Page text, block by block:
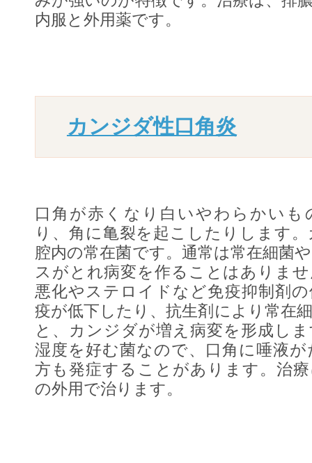
内服と外用薬です。
カンジダ性口角炎
口角が赤くなり白いやわらかいも
り、角に亀裂を起こしたりします
腔内の常在菌です。通常は常在細菌
スがとれ病変を作ることはありま
悪化やステロイドなど免疫抑制剤
疫が低下したり、抗生剤により常在
と、カンジダが増え病変を形成し
湿度を好む菌なので、口角に唾液
方も発症することがあります。治
の外用で治ります。